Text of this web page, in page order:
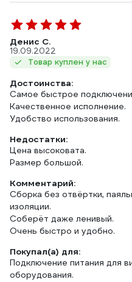
Денис С.
19.09.2022
Товар куплен у нас
Достоинства:
Самое быстрое
Качественное исполнение.
Удобство использования.
Недостатки:
Цена высоковата.
Размер большой.
Комментарий:
Сборка без отвёртки,
изоляции.
Соберёт даже ленивый.
Очень быстро и удобно.
Покупал(а) для:
Подключение питания для
оборудования.